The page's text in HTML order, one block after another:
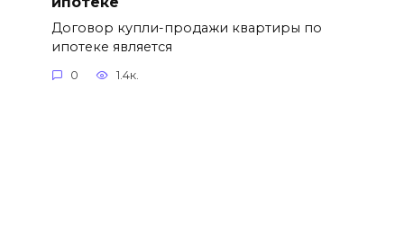
Договор купли-продажи квартиры по
ипотеке является
0 1.4к.